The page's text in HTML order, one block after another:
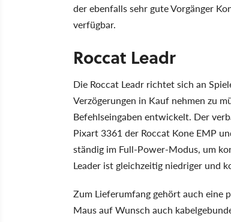
der ebenfalls sehr gute Vorgänger
verfügbar.
Roccat Leadr
Die Roccat Leadr richtet sich an
Verzögerungen in Kauf nehmen zu
Befehlseingaben entwickelt. Der
Pixart 3361 der Roccat Kone EMP
ständig im Full-Power-Modus, um
Leader ist gleichzeitig niedriger und
Zum Lieferumfang gehört auch eine
Maus auf Wunsch auch